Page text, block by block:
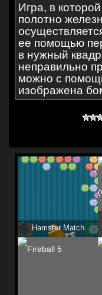
Игра, в
полотно
ее помощью
в нужный
неправильно
можно с
изображена
Hamster Match